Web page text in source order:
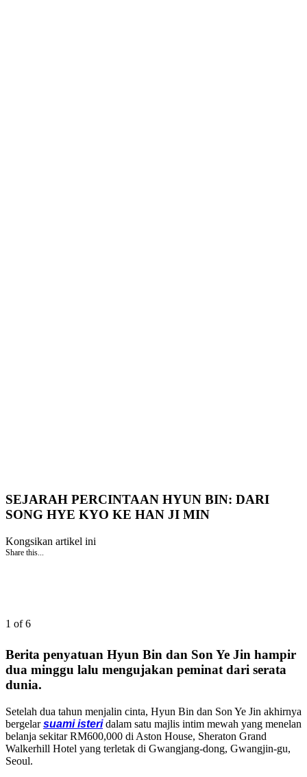
SEJARAH PERCINTAAN HYUN BIN: DARI
SONG HYE KYO KE HAN JI MIN
Kongsikan artikel ini
Share this...
1 of 6
Berita penyatuan Hyun Bin dan Son Ye Jin hampir
dua minggu lalu mengujakan peminat dari serata
dunia.
Setelah dua tahun menjalin cinta, Hyun Bin dan Son Ye Jin akhirnya
bergelarsuami isteridalam satu majlis intim mewah yang menelan
belanja sekitar RM600,000 di Aston House, Sheraton Grand
Walkerhill Hotel yang terletak di Gwangjang-dong, Gwangjin-gu,
Seoul.